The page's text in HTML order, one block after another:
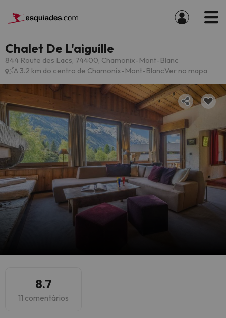
Chalet De L'aiguille
844 Route des Lacs, 74400, Chamonix-Mont-Blanc
A 3.2 km do centro de Chamonix-Mont-BlancVer no mapa
8.7
11 comentários